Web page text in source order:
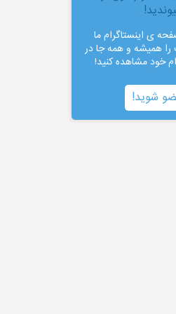
ی اینستاگرام ما
همیشه و همه جا در
خود مشاهده کنید!
شوید!